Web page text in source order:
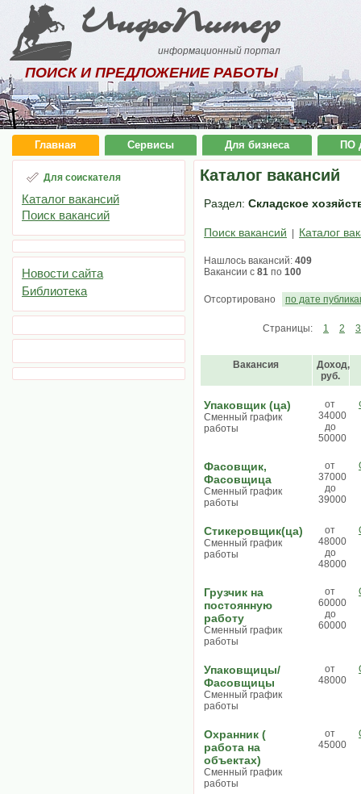
ИнфоПитер
информационный портал
ПОИСК И ПРЕДЛОЖЕНИЕ РАБОТЫ
Главная Сервисы Для бизнеса ПО
Для соискателя
Каталог вакансий
Поиск вакансий
Новости сайта
Библиотека
Каталог вакансий
Раздел: Складское
Поиск вакансий Каталог
Нашлось вакансий: 409
Вакансии с 81 по 100
Отсортировано по дате
Страницы: 1 2 3
Вакансия
Доход,
руб.
Упаковщик (ца)
Сменный график
работы
от
34000
до
50000
Фасовщик,
Фасовщица
Сменный график
работы
от
37000
до
39000
Стикеровщик(ца)
Сменный график
работы
от
48000
до
48000
Грузчик на
постоянную
работу
Сменный график
работы
от
60000
до
60000
Упаковщицы/
Фасовщицы
Сменный график
работы
от
48000
Охранник (
работа на
объектах)
Сменный график
работы
от
45000